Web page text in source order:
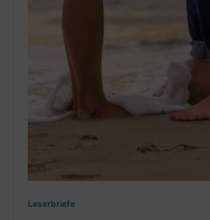
Leserbriefe